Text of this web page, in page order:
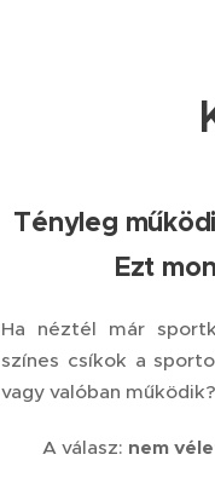
Tényleg
Ezt
Ha néztél már
színes csíkok a
vagy valóban működik?
A válasz: nem